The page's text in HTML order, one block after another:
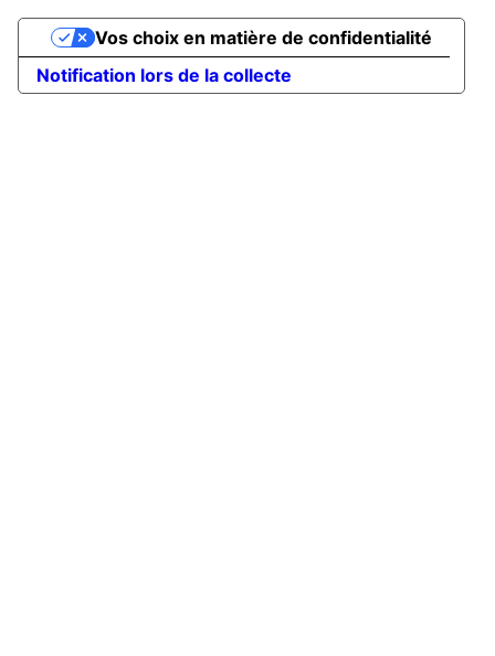
Notification lors de la collecte
Vos choix en matière de confidentialité